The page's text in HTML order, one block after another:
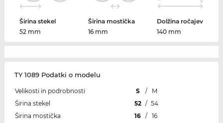
Širina stekel
52 mm
Širina mostička
16 mm
Dolžina ročajev
140 mm
TY 1089 Podatki o modelu
Velikosti in podrobnosti S /
M
Širina stekel
52 / 54
Širina mostička
16 /
16